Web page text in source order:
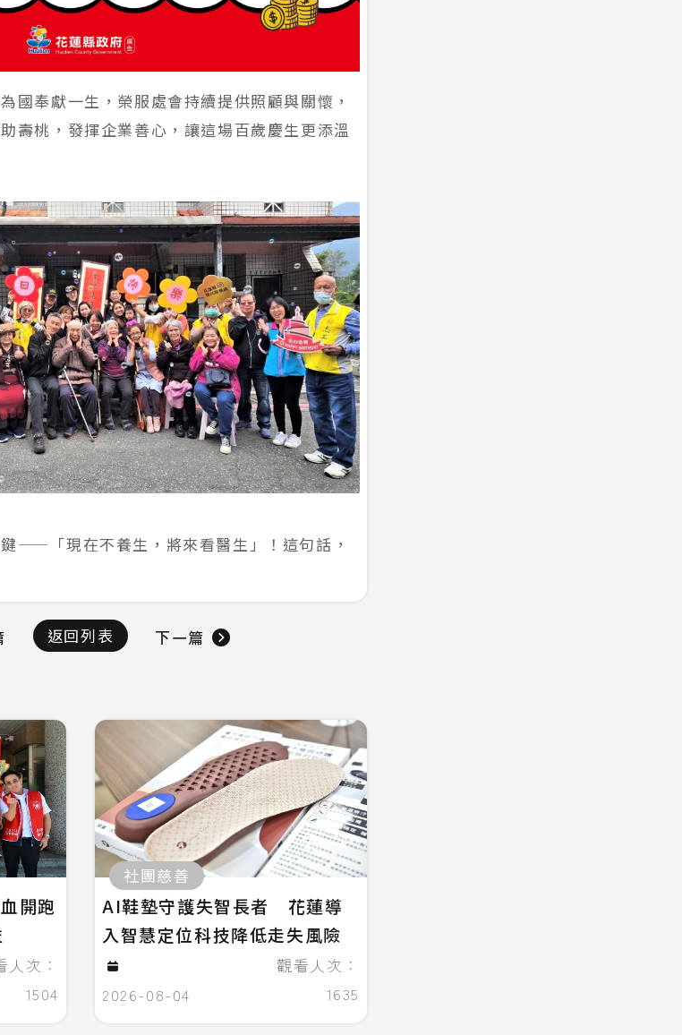
國奉獻一生，榮服處會持續提供照顧與關懷，
壽桃，發揮企業善心，讓這場百歲慶生更添溫
——「現在不養生，將來看醫生」！這句話，
返回列表 下一篇
開跑
人次：
1504
社團慈善
AI鞋墊守護失智長者 花蓮導
入智慧定位科技降低走失風險
2026-08-04
觀看人次：
1635